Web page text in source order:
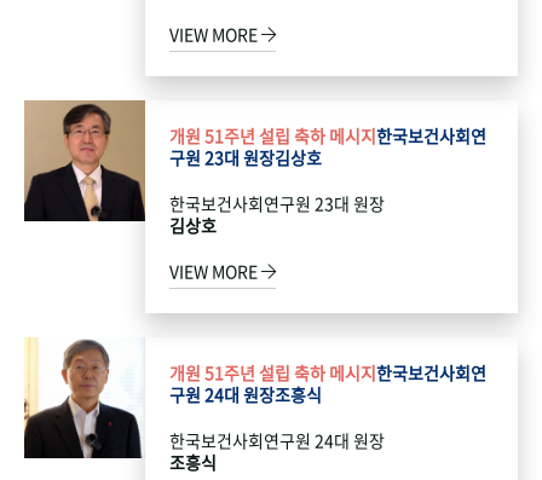
VIEW MORE
개원 51주년 설립 축하 메시지한국보건사회연
구원 23대 원장김상호
한국보건사회연구원 23대 원장
김상호
VIEW MORE
개원 51주년 설립 축하 메시지한국보건사회연
구원 24대 원장조흥식
한국보건사회연구원 24대 원장
조흥식